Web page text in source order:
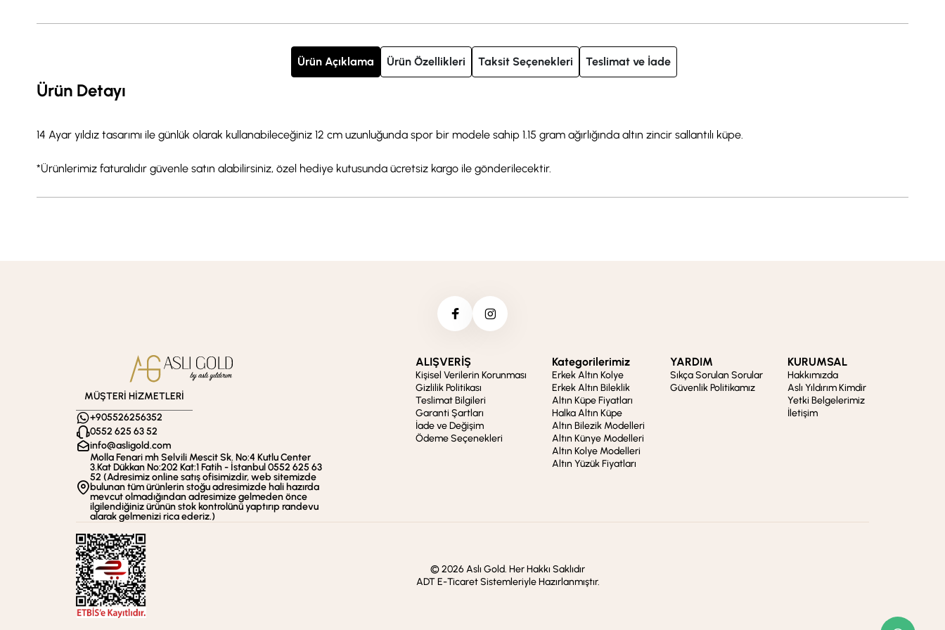
Ürün Açıklama Ürün Özellikleri Taksit Seçenekleri Teslimat ve İade
Ürün Detayı
14 Ayar yıldız tasarımı ile günlük olarak kullanabileceğiniz 12 cm uzunluğunda spor bir modele sahip 1.15 gram ağırlığında altın zincir sallantılı küpe.
*Ürünlerimiz faturalıdır güvenle satın alabilirsiniz, özel hediye kutusunda ücretsiz kargo ile gönderilecektir.
MÜŞTERİ HİZMETLERİ
+905526256352
0552 625 63 52
info@asligold.com
Molla Fenari mh Selvili Mescit Sk. No:4 Kutlu Center
3.Kat Dükkan No:202 Kat:1 Fatih - İstanbul 0552 625 63
52 (Adresimiz online satış ofisimizdir, web sitemizde
bulunan tüm ürünlerin stoğu adresimizde hali hazırda
mevcut olmadığından adresimize gelmeden önce
ilgilendiğiniz ürünün stok kontrolünü yaptırıp randevu
alarak gelmenizi rica ederiz.)
ALIŞVERİŞ
Kişisel Verilerin Korunması
Gizlilik Politikası
Teslimat Bilgileri
Garanti Şartları
İade ve Değişim
Ödeme Seçenekleri
Kategorilerimiz
Erkek Altın Kolye
Erkek Altın Bileklik
Altın Küpe Fiyatları
Halka Altın Küpe
Altın Bilezik Modelleri
Altın Künye Modelleri
Altın Kolye Modelleri
Altın Yüzük Fiyatları
YARDIM
Sıkça Sorulan Sorular
Güvenlik Politikamız
KURUMSAL
Hakkımızda
Aslı Yıldırım Kimdir
Yetki Belgelerimiz
İletişim
© 2026 Aslı Gold. Her Hakkı Saklıdır
ADT E-Ticaret Sistemleriyle Hazırlanmıştır.